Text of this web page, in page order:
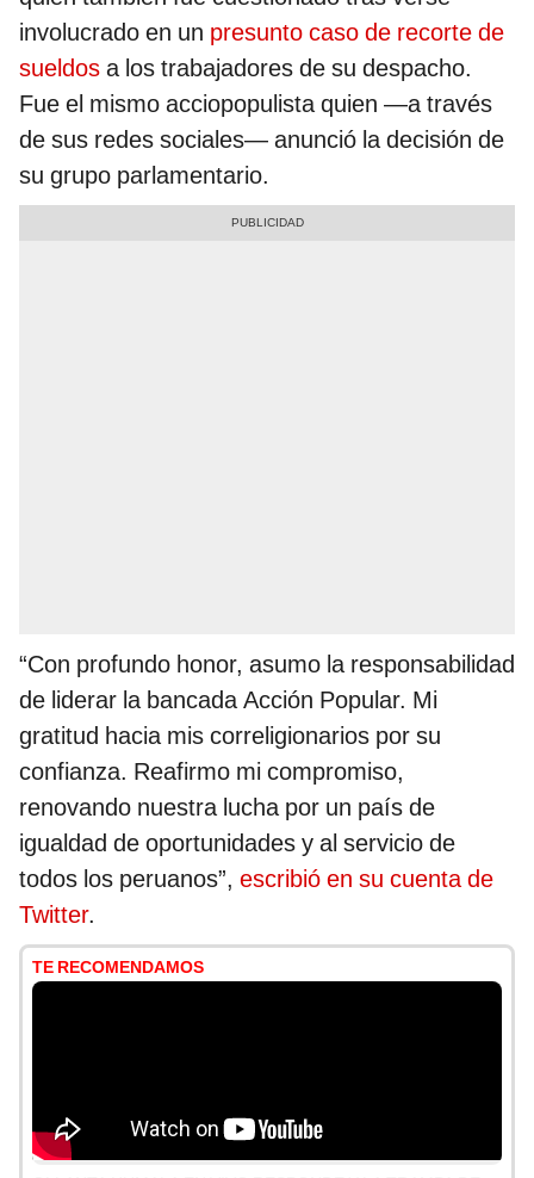
involucrado en un presunto caso de recorte de
sueldos a los trabajadores de su despacho.
Fue el mismo acciopopulista quien —a través
de sus redes sociales— anunció la decisión de
su grupo parlamentario.
“Con profundo honor, asumo la responsabilidad
de liderar la bancada Acción Popular. Mi
gratitud hacia mis correligionarios por su
confianza. Reafirmo mi compromiso,
renovando nuestra lucha por un país de
igualdad de oportunidades y al servicio de
todos los peruanos”, escribió en su cuenta de
Twitter.
TE RECOMENDAMOS